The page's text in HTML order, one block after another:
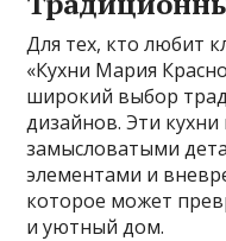
Для тех, кто любит
«Кухни Мария
широкий выбор
дизайнов. Эти кухни
замысловатыми
элементами и
которое может
и уютный дом.